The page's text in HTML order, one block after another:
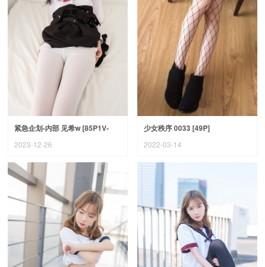
紧急企划-内部 见希w [85P1V-
2.64G]
2023-12-26
少女秩序 0033 [49P]
2022-03-14